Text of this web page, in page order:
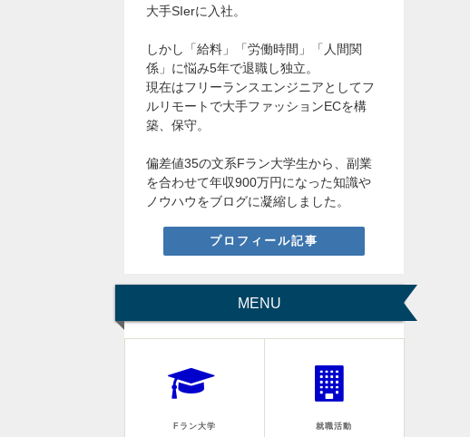
大手SIerに入社。
しかし「給料」「労働時間」「人間関
係」に悩み5年で退職し独立。
現在はフリーランスエンジニアとしてフ
ルリモートで大手ファッションECを構
築、保守。
偏差値35の文系Fラン大学生から、副業
を合わせて年収900万円になった知識や
ノウハウをブログに凝縮しました。
プロフィール記事
MENU
Fラン大学 就職活動